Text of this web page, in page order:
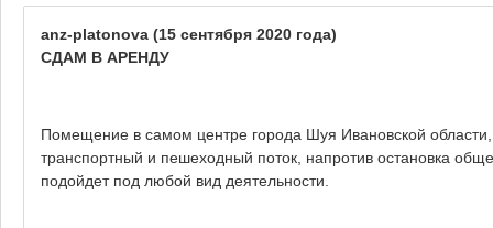
anz-platonova (15 сентября 2020 года)
СДАМ В АРЕНДУ
Помещение в самом центре города Шуя Ивановской
транспортный и пешеходный поток, напротив остановка
подойдет под любой вид деятельности.